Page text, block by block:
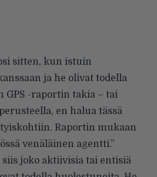
sitten, kun istuin
ja he olivat todella
GPS -raportin takia – tai
en halua tässä
Raportin mukaan
venäläinen agentti.”
siis joko aktiivisia tai entisiä